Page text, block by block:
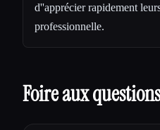
d''apprécier rapidement
professionnelle.
Foire aux questions